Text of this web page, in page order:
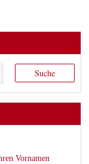
Vornamen